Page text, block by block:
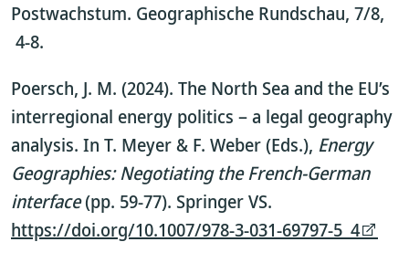
Postwachstum. Geographische Rundschau, 7/8,
4-8.
Poersch, J. M. (2024). The North Sea and the EU’s
interregional energy politics – a legal geography
analysis. In T. Meyer & F. Weber (Eds.), Energy
Geographies: Negotiating the French-German
interface(pp. 59-77). Springer VS.
https://doi.org/10.1007/978-3-031-69797-5_4